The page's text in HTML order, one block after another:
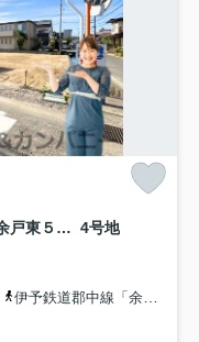
余戸東５丁目のおトチ4号地 松山市余戸東５丁目売土地 4号地
伊予鉄道郡中線「余戸」駅 徒歩11分